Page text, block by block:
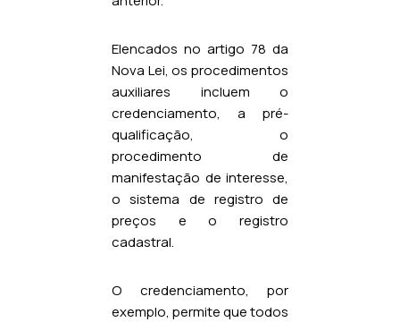
Elencados no artigo 78 da
Nova Lei, os procedimentos
auxiliares incluem o
credenciamento, a pré-
qualificação, o
procedimento de
manifestação de interesse,
o sistema de registro de
preços e o registro
cadastral.
O credenciamento, por
exemplo, permite que todos